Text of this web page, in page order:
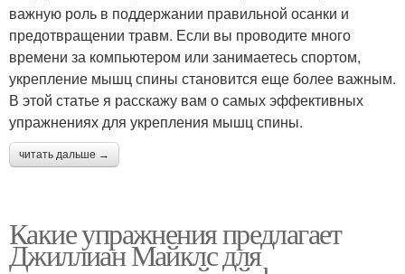
важную роль в поддержании правильной осанки и
предотвращении травм. Если вы проводите много
времени за компьютером или занимаетесь спортом,
укрепление мышц спины становится еще более важным.
В этой статье я расскажу вам о самых эффективных
упражнениях для укрепления мышц спины.
читать дальше →
Какие упражнения предлагает
Джиллиан Майклс для